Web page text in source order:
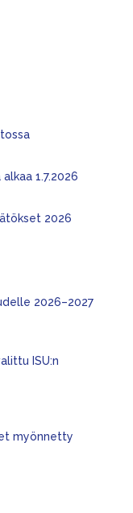
1.7.2026
2026
2026–2027
ISU:n
myönnetty